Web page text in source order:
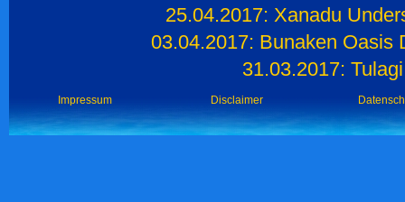
25.04.2017: Xanadu
03.04.2017: Bunaken Oasis
31.03.2017:
Impressum Disclaimer